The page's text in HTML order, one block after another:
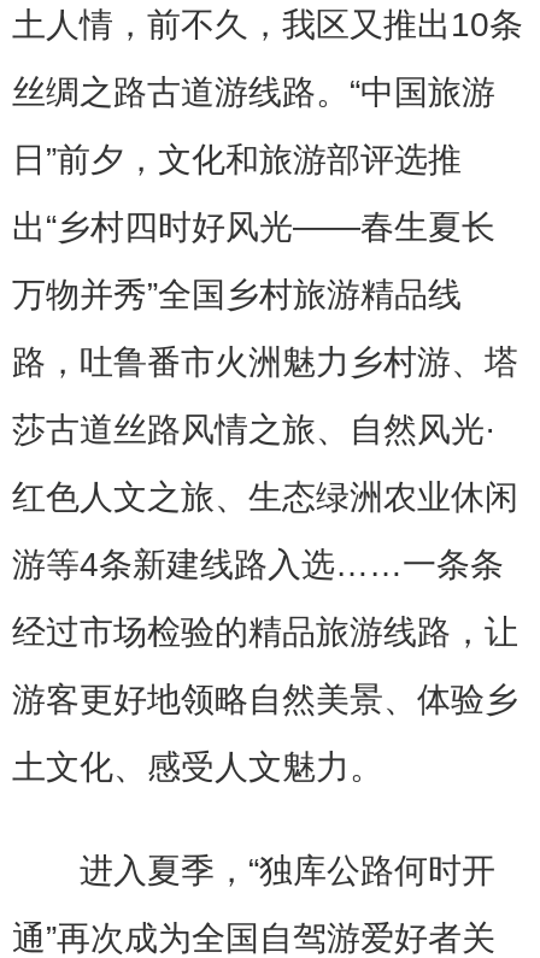
土人情，前不久，我区又推出10条
丝绸之路古道游线路。“中国旅游
日”前夕，文化和旅游部评选推
出“乡村四时好风光——春生夏长
万物并秀”全国乡村旅游精品线
路，吐鲁番市火洲魅力乡村游、塔
莎古道丝路风情之旅、自然风光·
红色人文之旅、生态绿洲农业休闲
游等4条新建线路入选……一条条
经过市场检验的精品旅游线路，让
游客更好地领略自然美景、体验乡
土文化、感受人文魅力。
进入夏季，“独库公路何时开
通”再次成为全国自驾游爱好者关